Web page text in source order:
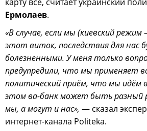
Ермолаев.
«В случае, если мы (киевский режим
этот виток, последствия для нас
болезненными. У меня только
предупредили, что мы применяет
политический приём, что мы идём
этом ва-банк может быть разный
мы, а могут и нас», — сказал
интернет-канала Politeka.